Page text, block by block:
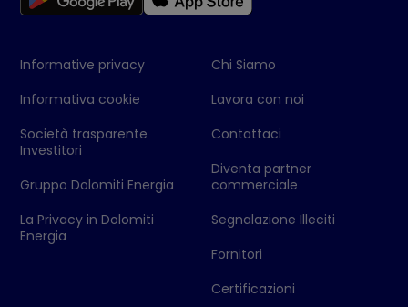
Informative privacy
Informativa cookie
Società trasparente
Investitori
Gruppo Dolomiti Energia
La Privacy in Dolomiti
Energia
Chi Siamo
Lavora con noi
Contattaci
Diventa partner
commerciale
Segnalazione Illeciti
Fornitori
Certificazioni